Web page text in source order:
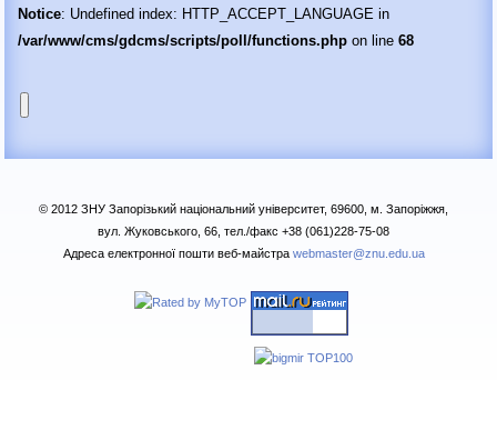
Notice: Undefined index: HTTP_ACCEPT_LANGUAGE in
/var/www/cms/gdcms/scripts/poll/functions.php on line68
© 2012 ЗНУ Запорізький національний університет, 69600, м. Запоріжжя,
вул. Жуковського, 66, тел./факс +38 (061)228-75-08
Адреса електронної пошти веб-майстра webmaster@znu.edu.ua